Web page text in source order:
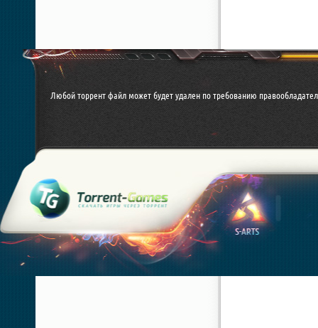
Любой торрент файл может будет удален по требованию